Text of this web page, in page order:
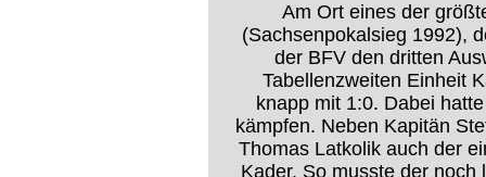
Am Ort eines der
(Sachsenpokalsieg 1992),
der BFV den dritten
Tabellenzweiten Einheit
knapp mit 1:0. Dabei
kämpfen. Neben Kapitän
Thomas Latkolik auch der
Kader. So musste der